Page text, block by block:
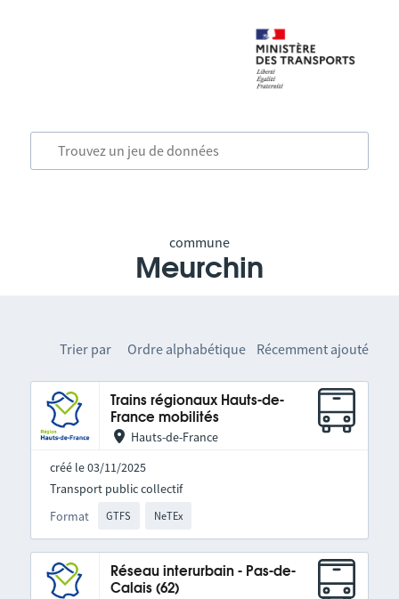
commune
Meurchin
Trier par Ordre alphabétique Récemment ajouté
Trains régionaux Hauts-de-
France mobilités
Hauts-de-France
créé le 03/11/2025
Format GTFS NeTEx
Transport public collectif
Réseau interurbain - Pas-de-
Calais (62)